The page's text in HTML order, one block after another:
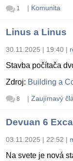
1 | Komunita
Linus a Linus
30.11.2025 | 19:40 |
Stavba počítača
Zdroj: Building a
8 | Zaujímavý
Devuan 6
03.11.2025 | 22:52 |
Na svete je nová